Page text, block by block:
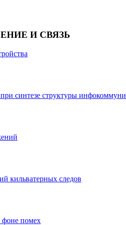
И СВЯЗЬ
синтезе структуры
кильватерных следов
фоне помех